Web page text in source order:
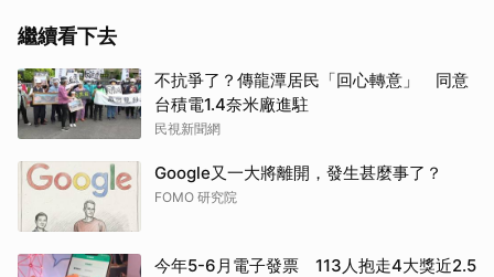
繼續看下去
不抗爭了？傳龍潭居民「回心轉意」 同意
台積電1.4奈米廠進駐
民視新聞網
Google又一大將離開，發生甚麼事了？
FOMO 研究院
今年5-6月電子發票 113人抱走4大獎近2.5